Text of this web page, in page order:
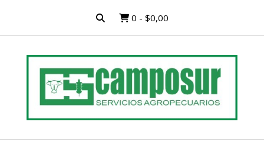
0 - $0,00